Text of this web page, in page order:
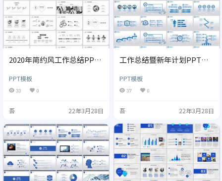
2020年简约风工作总结PPT
PPT模板
33 0
吾 22年3月28日
工作总结暨新年计划PPT模
PPT模板
37 0
吾 22年3月28日